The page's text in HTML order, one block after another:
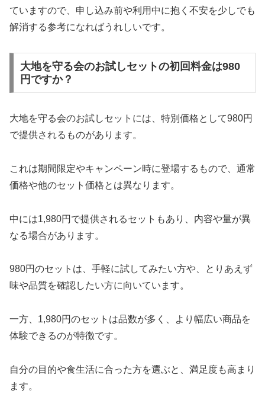
ていますので、申し込み前や利用中に抱く不安を少しでも
解消する参考になればうれしいです。
大地を守る会のお試しセットの初回料金は980
円ですか？
大地を守る会のお試しセットには、特別価格として980円
で提供されるものがあります。
これは期間限定やキャンペーン時に登場するもので、通常
価格や他のセット価格とは異なります。
中には1,980円で提供されるセットもあり、内容や量が異
なる場合があります。
980円のセットは、手軽に試してみたい方や、とりあえず
味や品質を確認したい方に向いています。
一方、1,980円のセットは品数が多く、より幅広い商品を
体験できるのが特徴です。
自分の目的や食生活に合った方を選ぶと、満足度も高まり
ます。